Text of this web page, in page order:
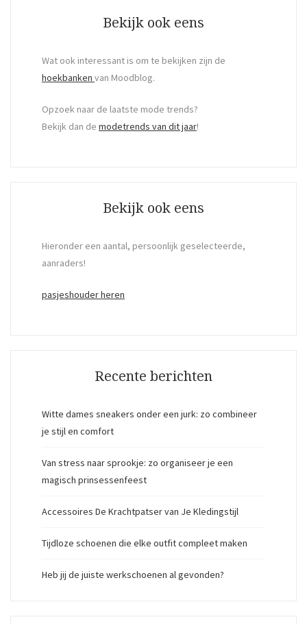
Bekijk ook eens
Wat ook interessant is om te bekijken zijn de
hoekbanken van Moodblog.
Opzoek naar de laatste mode trends?
Bekijk dan de modetrends van dit jaar!
Bekijk ook eens
Hieronder een aantal, persoonlijk geselecteerde,
aanraders!
pasjeshouder heren
Recente berichten
Witte dames sneakers onder een jurk: zo combineer
je stijl en comfort
Van stress naar sprookje: zo organiseer je een
magisch prinsessenfeest
Accessoires De Krachtpatser van Je Kledingstijl
Tijdloze schoenen die elke outfit compleet maken
Heb jij de juiste werkschoenen al gevonden?